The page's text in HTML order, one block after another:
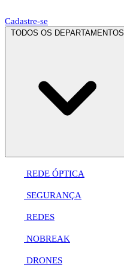
Cadastre-se
TODOS OS DEPARTAMENTOS
REDE ÓPTICA
SEGURANÇA
REDES
NOBREAK
DRONES